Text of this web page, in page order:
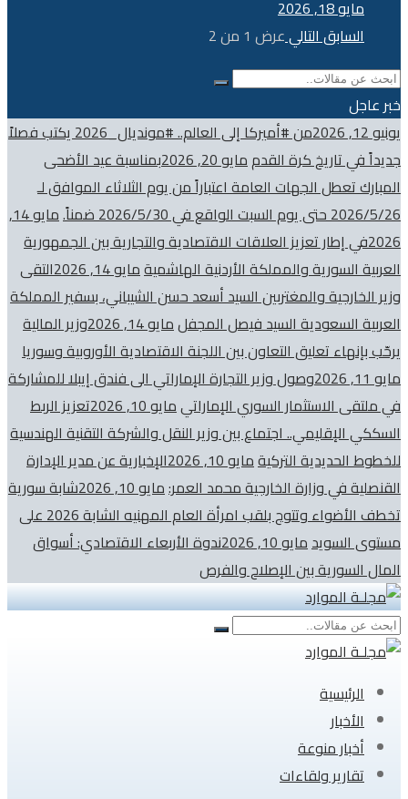
مايو 18, 2026
السابقالتاليعرض 1 من2
خبر عاجل
يونيو 12, 2026
من #أميركا إلى العالم.. #مونديال_2026 يكتب فصلاً
جديداً في تاريخ كرة القدممايو 20, 2026
بمناسبة عيد الأضحى
المبارك تعطل الجهات العامة اعتباراً من يوم الثلاثاء الموافق لـ
2026/5/26 حتى يوم السبت الواقع في 2026/5/30 ضمناً.
مايو 14,
2026في إطار تعزيز العلاقات الاقتصادية والتجارية بين الجمهورية
العربية السورية والمملكة الأردنية الهاشميةمايو 14, 2026
التقى
وزير الخارجية والمغتربين السيد أسعد حسن الشيباني، بسفير المملكة
العربية السعودية السيد فيصل المجفلمايو 14, 2026
وزير المالية
يرحّب بإنهاء تعليق التعاون بين اللجنة الاقتصادية الأوروبية وسوريا
مايو 11, 2026
وصول وزير التجارة الإماراتي الى فندق إيبلا للمشاركة
في ملتقى الاستثمار السوري الإماراتيمايو 10, 2026
تعزيز الربط
السككي الإقليمي.. اجتماع بين وزير النقل والشركة التقنية الهندسية
للخطوط الحديدية التركيةمايو 10, 2026
الإخبارية عن مدير الإدارة
القنصلية في وزارة الخارجية محمد العمر:مايو 10, 2026
شابة سورية
تخطف الأضواء وتتوج بلقب امرأة العام المهنيه الشابة 2026 على
مستوى السويدمايو 10, 2026
ندوة الأربعاء الاقتصادي: أسواق
المال السورية بين الإصلاح والفرص
الرئيسية
الأخبار
أخبار منوعة
تقارير ولقاءات